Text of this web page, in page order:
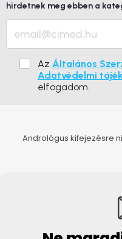
hirdetnek meg ebben a
Az Általános
Adatvédelmi
elfogadom.
Andrológus kifejezésre